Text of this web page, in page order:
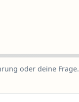
oder deine Frage.